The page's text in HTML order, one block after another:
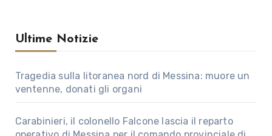
Ultime Notizie
Tragedia sulla litoranea nord di Messina: muore un
ventenne, donati gli organi
Carabinieri, il colonello Falcone lascia il reparto